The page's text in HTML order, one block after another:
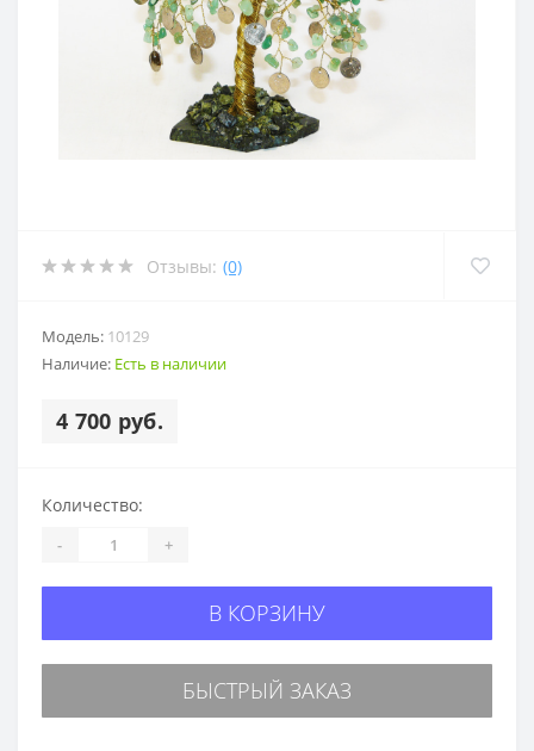
Отзывы: (0)
Модель: 10129
Наличие: Есть в наличии
4 700 руб.
Количество:
- +
В КОРЗИНУ
БЫСТРЫЙ ЗАКАЗ